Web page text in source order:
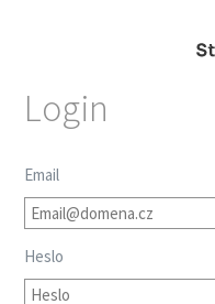
Login
Email
Heslo